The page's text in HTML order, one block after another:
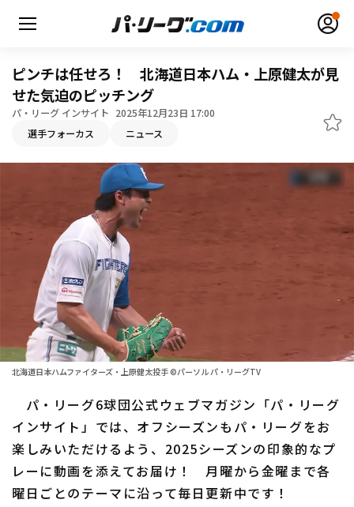
日程・結果
順位表･成績
1軍公式戦
ファーム東地区
ファーム西地区
交流戦
選手名鑑
選手名鑑トップ
北海道日本ハムファイターズ
東北楽天ゴールデンイーグルス
埼玉西武ライオンズ
ニュース
設定
ピンチは任せろ！ 北海道日本ハム・上原健太が見
せた気迫のピッチング
パ・リーグ インサイト 2025年12月23日 17:00
選手フォーカス ニュース
北海道日本ハムファイターズ・上原健太投手 ©パーソル パ・リーグTV
パ・リーグ6球団公式ウェブマガジン「パ・リーグ
インサイト」では、オフシーズンもパ・リーグをお
楽しみいただけるよう、2025シーズンの印象的なプ
レーに動画を添えてお届け！ 月曜から金曜まで各
曜日ごとのテーマに沿って毎日更新中です！